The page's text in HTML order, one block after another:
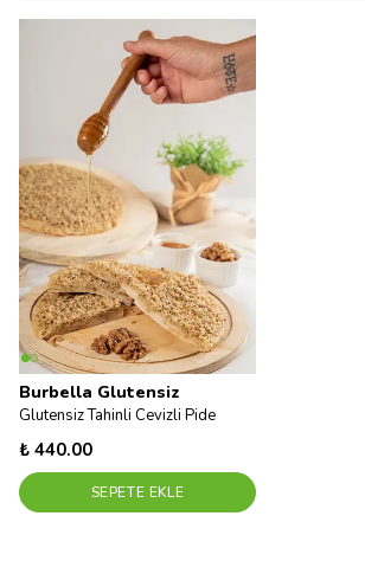
Burbella Glutensiz
Glutensiz Tahinli Cevizli Pide
₺ 440.00
SEPETE EKLE